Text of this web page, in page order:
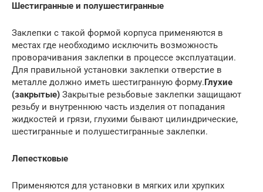
Шестигранные и полушестигранные
Заклепки с такой формой корпуса применяются в
местах где необходимо исключить возможность
проворачивания заклепки в процессе эксплуатации.
Для правильной установки заклепки отверстие в
металле должно иметь шестигранную форму.Глухие
(закрытые) Закрытые резьбовые заклепки защищают
резьбу и внутреннюю часть изделия от попадания
жидкостей и грязи, глухими бывают цилиндрические,
шестигранные и полушестигранные заклепки.
Лепестковые
Применяются для установки в мягких или хрупких